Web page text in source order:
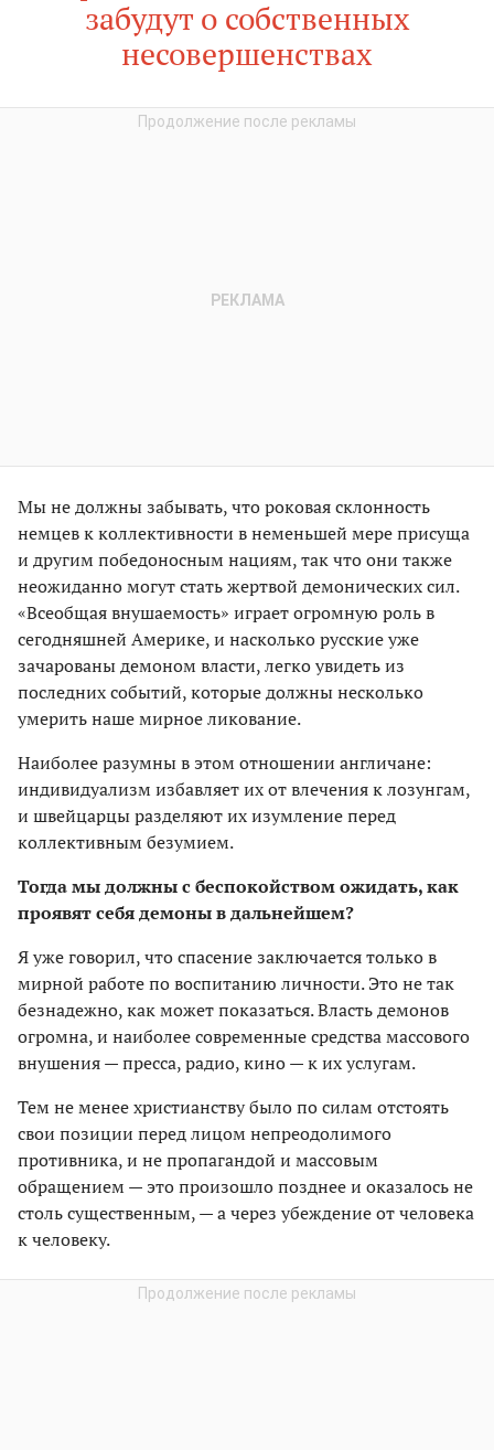
забудут о собственных
несовершенствах
Мы не должны забывать, что роковая склонность
немцев к коллективности в неменьшей мере присуща
и другим победоносным нациям, так что они также
неожиданно могут стать жертвой демонических сил.
«Всеобщая внушаемость» играет огромную роль в
сегодняшней Америке, и насколько русские уже
зачарованы демоном власти, легко увидеть из
последних событий, которые должны несколько
умерить наше мирное ликование.
Наиболее разумны в этом отношении англичане:
индивидуализм избавляет их от влечения к лозунгам,
и швейцарцы разделяют их изумление перед
коллективным безумием.
Тогда мы должны с беспокойством ожидать, как
проявят себя демоны в дальнейшем?
Я уже говорил, что спасение заключается только в
мирной работе по воспитанию личности. Это не так
безнадежно, как может показаться. Власть демонов
огромна, и наиболее современные средства массового
внушения — пресса, радио, кино — к их услугам.
Тем не менее христианству было по силам отстоять
свои позиции перед лицом непреодолимого
противника, и не пропагандой и массовым
обращением — это произошло позднее и оказалось не
столь существенным, — а через убеждение от человека
к человеку.